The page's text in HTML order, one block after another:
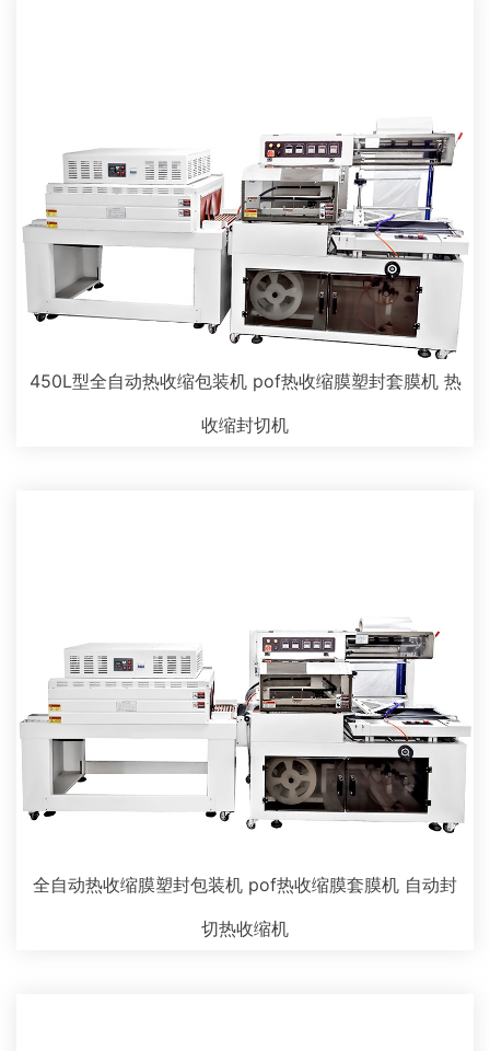
450L型全自动热收缩包装机 pof热收缩膜塑封套膜机 热
收缩封切机
全自动热收缩膜塑封包装机 pof热收缩膜套膜机 自动封
切热收缩机